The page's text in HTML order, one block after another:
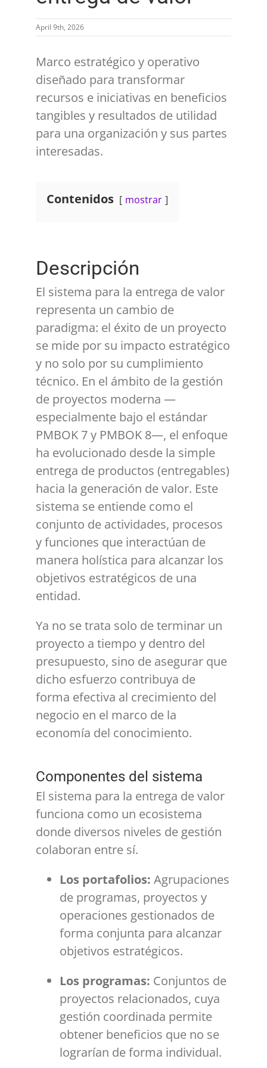
April 9th, 2026
Marco estratégico y operativo
diseñado para transformar
recursos e iniciativas en beneficios
tangibles y resultados de utilidad
para una organización y sus partes
interesadas.
Contenidos mostrar
Descripción
El sistema para la entrega de valor
representa un cambio de
paradigma: el éxito de un proyecto
se mide por su impacto estratégico
y no solo por su cumplimiento
técnico. En el ámbito de la gestión
de proyectos moderna —
especialmente bajo el estándar
PMBOK 7 y PMBOK 8—, el enfoque
ha evolucionado desde la simple
entrega de productos (entregables)
hacia la generación de valor. Este
sistema se entiende como el
conjunto de actividades, procesos
y funciones que interactúan de
manera holística para alcanzar los
objetivos estratégicos de una
entidad.
Ya no se trata solo de terminar un
proyecto a tiempo y dentro del
presupuesto, sino de asegurar que
dicho esfuerzo contribuya de
forma efectiva al crecimiento del
negocio en el marco de la
economía del conocimiento.
Componentes del sistema
El sistema para la entrega de valor
funciona como un ecosistema
donde diversos niveles de gestión
colaboran entre sí.
Los portafolios: Agrupaciones
de programas, proyectos y
operaciones gestionados de
forma conjunta para alcanzar
objetivos estratégicos.
Los programas: Conjuntos de
proyectos relacionados, cuya
gestión coordinada permite
obtener beneficios que no se
lograrían de forma individual.